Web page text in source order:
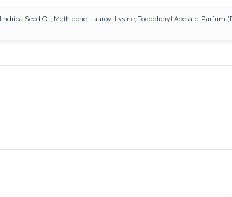
Seed Oil, Methicone, Lauroyl Lysine, Tocopheryl Acetate, Parfum